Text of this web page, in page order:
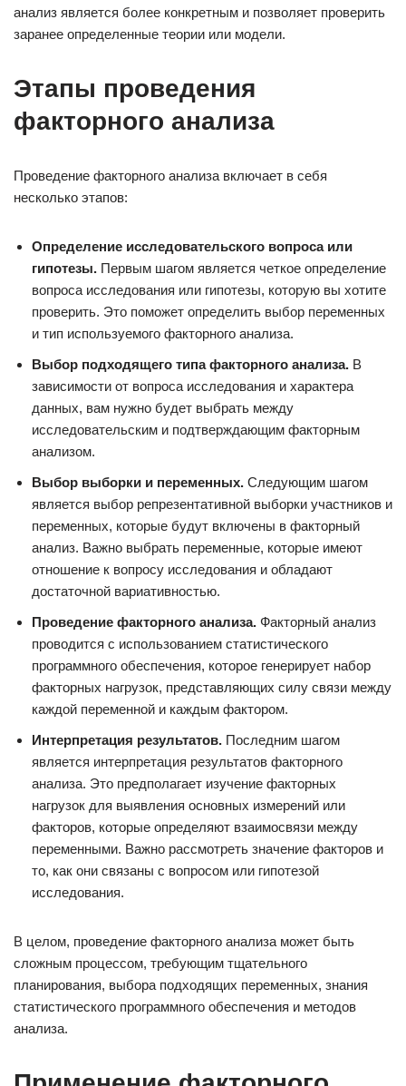
анализ является более конкретным и позволяет проверить
заранее определенные теории или модели.
Этапы проведения
факторного анализа
Проведение факторного анализа включает в себя
несколько этапов:
Определение исследовательского вопроса или
гипотезы. Первым шагом является четкое определение
вопроса исследования или гипотезы, которую вы хотите
проверить. Это поможет определить выбор переменных
и тип используемого факторного анализа.
Выбор подходящего типа факторного анализа. В
зависимости от вопроса исследования и характера
данных, вам нужно будет выбрать между
исследовательским и подтверждающим факторным
анализом.
Выбор выборки и переменных. Следующим шагом
является выбор репрезентативной выборки участников и
переменных, которые будут включены в факторный
анализ. Важно выбрать переменные, которые имеют
отношение к вопросу исследования и обладают
достаточной вариативностью.
Проведение факторного анализа. Факторный анализ
проводится с использованием статистического
программного обеспечения, которое генерирует набор
факторных нагрузок, представляющих силу связи между
каждой переменной и каждым фактором.
Интерпретация результатов. Последним шагом
является интерпретация результатов факторного
анализа. Это предполагает изучение факторных
нагрузок для выявления основных измерений или
факторов, которые определяют взаимосвязи между
переменными. Важно рассмотреть значение факторов и
то, как они связаны с вопросом или гипотезой
исследования.
В целом, проведение факторного анализа может быть
сложным процессом, требующим тщательного
планирования, выбора подходящих переменных, знания
статистического программного обеспечения и методов
анализа.